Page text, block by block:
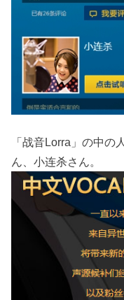
「战音Lorra」の中の
ん、小连杀さん。